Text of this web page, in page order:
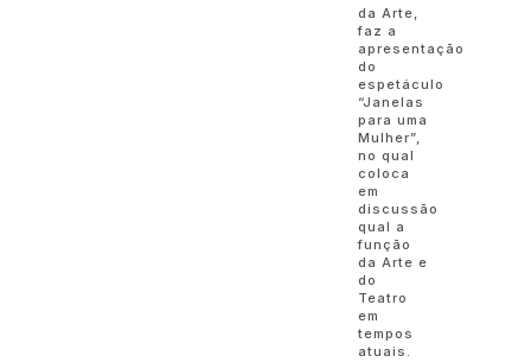
da Arte,
faz a
apresentação
do
espetáculo
“Janelas
para uma
Mulher”,
no qual
coloca
em
discussão
qual a
função
da Arte e
do
Teatro
em
tempos
atuais.